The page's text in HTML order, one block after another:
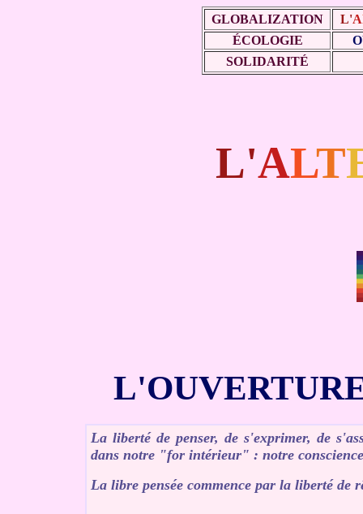
GLOBALIZATION L'A
ÉCOLOGIE
SOLIDARITÉ
L'ALT
La liberté de penser, de s'exprimer, de
dans notre "for intérieur" : notre conscience
La libre pensée commence par la liberté de